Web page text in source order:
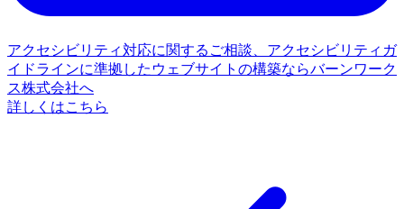
アクセシビリティ対応に関するご相談、アクセシビリティガ
イドラインに準拠したウェブサイトの構築ならバーンワーク
ス株式会社へ
詳しくはこちら